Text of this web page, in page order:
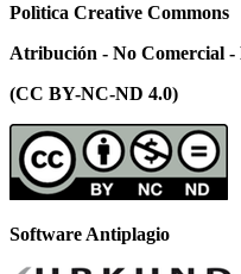
Polìtica Creative Commons
Atribución - No Comercial
(CC BY-NC-ND 4.0)
Software Antiplagio